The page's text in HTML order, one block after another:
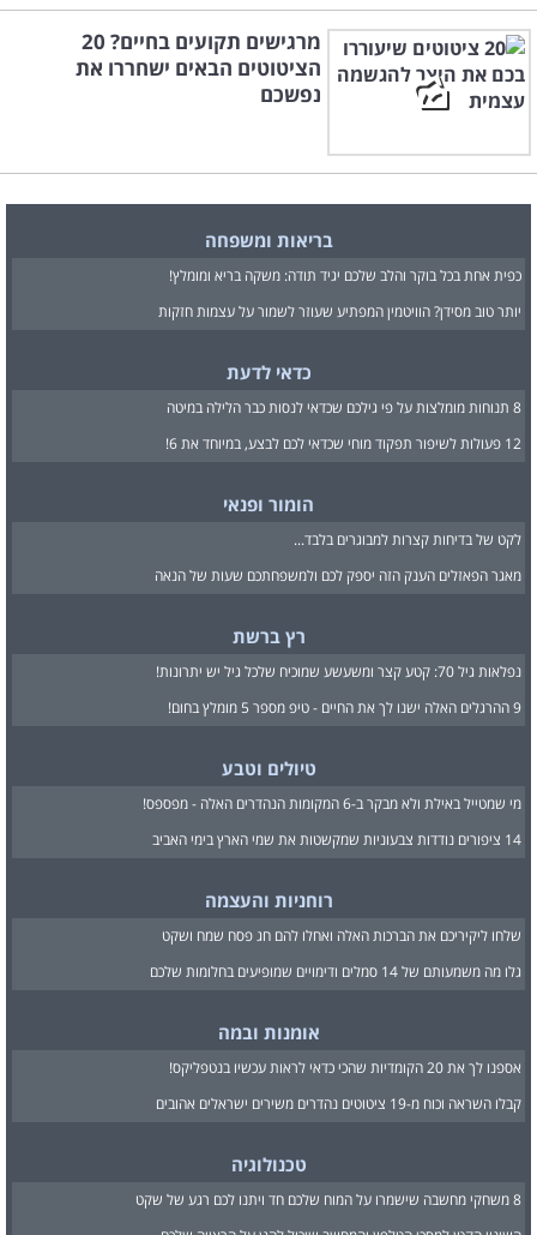
מרגישים תקועים בחיים? 20
הציטוטים הבאים ישחררו את
נפשכם
בריאות ומשפחה
כפית אחת בכל בוקר והלב שלכם יגיד תודה: משקה בריא ומומלץ!
יותר טוב מסידן? הוויטמין המפתיע שעוזר לשמור על עצמות חזקות
כדאי לדעת
8 תנוחות מומלצות על פי גילכם שכדאי לנסות כבר הלילה במיטה
12 פעולות לשיפור תפקוד מוחי שכדאי לכם לבצע, במיוחד את 6!
הומור ופנאי
לקט של בדיחות קצרות למבוגרים בלבד...
מאגר הפאזלים הענק הזה יספק לכם ולמשפחתכם שעות של הנאה
רץ ברשת
נפלאות גיל 70: קטע קצר ומשעשע שמוכיח שלכל גיל יש יתרונות!
9 ההרגלים האלה ישנו לך את החיים - טיפ מספר 5 מומלץ בחום!
טיולים וטבע
מי שמטייל באילת ולא מבקר ב-6 המקומות הנהדרים האלה - מפספס!
14 ציפורים נודדות צבעוניות שמקשטות את שמי הארץ בימי האביב
רוחניות והעצמה
שלחו ליקיריכם את הברכות האלה ואחלו להם חג פסח שמח ושקט
גלו מה משמעותם של 14 סמלים ודימויים שמופיעים בחלומות שלכם
אומנות ובמה
אספנו לך את 20 הקומדיות שהכי כדאי לראות עכשיו בנטפליקס!
קבלו השראה וכוח מ-19 ציטוטים נהדרים משירים ישראלים אהובים
טכנולוגיה
8 משחקי מחשבה שישמרו על המוח שלכם חד ויתנו לכם רגע של שקט